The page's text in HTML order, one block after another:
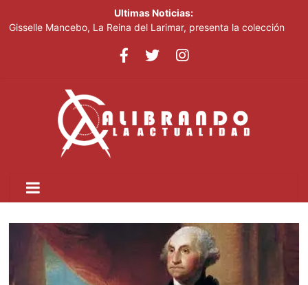
Ultimas Noticias:
Gisselle Mancebo, La Reina del Larimar, presenta la colección
Un año después, la Guardia Nacional que desplegó Trump sigue
Alcalde del Año en la Cumbre Latinoamericana de Nueva York
Mamdani despide a empleados haitianos con TPS tras el fin del
programa migratorio
Mueren mujer y bebé de cinco meses tras volcarse una
embarcación cerca de Liberty Island